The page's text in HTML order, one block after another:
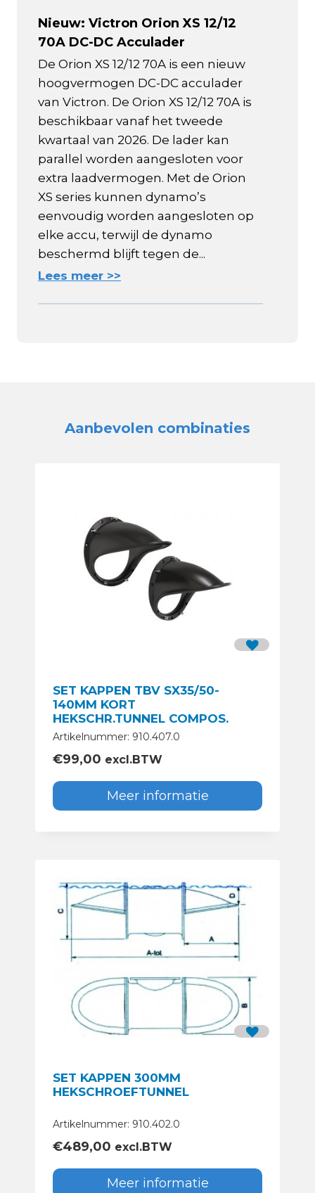
Nieuw: Victron Orion XS 12/12
70A DC-DC Acculader
De Orion XS 12/12 70A is een nieuw
hoogvermogen DC-DC acculader
van Victron. De Orion XS 12/12 70A is
beschikbaar vanaf het tweede
kwartaal van 2026. De lader kan
parallel worden aangesloten voor
extra laadvermogen. Met de Orion
XS series kunnen dynamo’s
eenvoudig worden aangesloten op
elke accu, terwijl de dynamo
beschermd blijft tegen de...
Lees meer >>
Aanbevolen combinaties
SET KAPPEN TBV SX35/50-
140MM KORT
HEKSCHR.TUNNEL COMPOS.
Artikelnummer: 910.407.0
€99,00 excl.BTW
Meer informatie
SET KAPPEN 300MM
HEKSCHROEFTUNNEL
Artikelnummer: 910.402.0
€489,00 excl.BTW
Meer informatie